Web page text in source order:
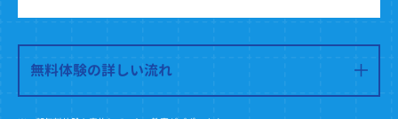
無料体験の詳しい流れ